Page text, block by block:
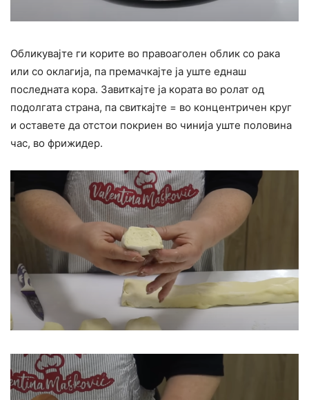
Обликувајте ги корите во правоаголен облик со рака
или со оклагија, па премачкајте ја уште еднаш
последната кора. Завиткајте ја кората во ролат од
подолгата страна, па свиткајте = во концентричен круг
и оставете да отстои покриен во чинија уште половина
час, во фрижидер.